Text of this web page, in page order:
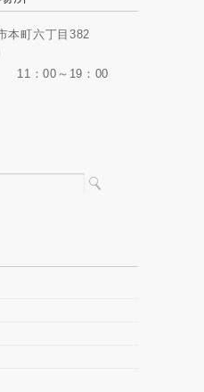
本町六丁目382
：00～19：00